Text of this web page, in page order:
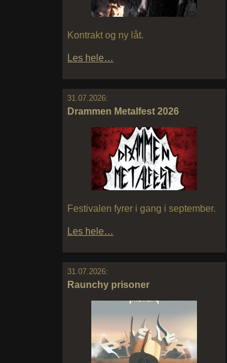
Kontrakt og ny låt.
Les hele…
31.07.2026:
Drammen Metalfest 2026
Festivalen fyrer i gang i september.
Les hele…
31.07.2026:
Raunchy prisoner